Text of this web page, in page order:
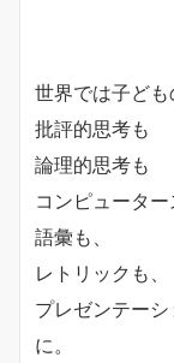
世界では子ども
批評的思考も
論理的思考も
コンピューター
語彙も、
レトリックも、
プレゼンテー
に。